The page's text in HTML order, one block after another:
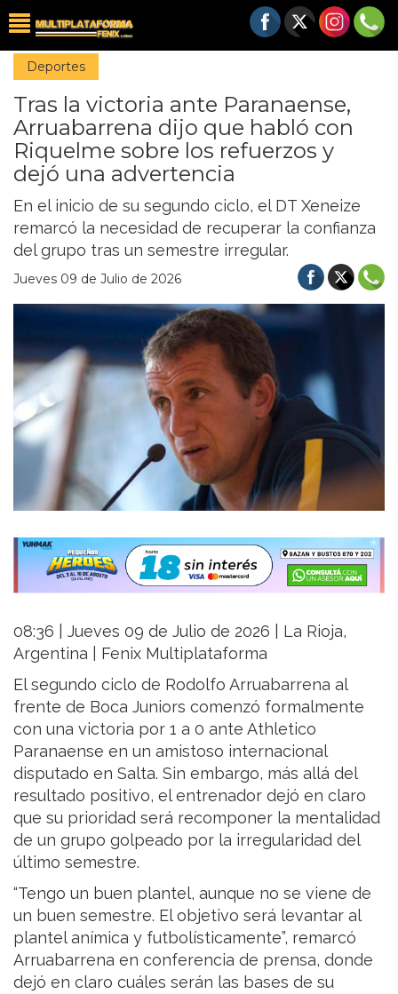
Deportes
Tras la victoria ante Paranaense,
Arruabarrena dijo que habló con
Riquelme sobre los refuerzos y
dejó una advertencia
En el inicio de su segundo ciclo, el DT Xeneize
remarcó la necesidad de recuperar la confianza
del grupo tras un semestre irregular.
Jueves 09 de Julio de 2026
08:36 | Jueves 09 de Julio de 2026 | La Rioja,
Argentina | Fenix Multiplataforma
El segundo ciclo de Rodolfo Arruabarrena al
frente de Boca Juniors comenzó formalmente
con una victoria por 1 a 0 ante Athletico
Paranaense en un amistoso internacional
disputado en Salta. Sin embargo, más allá del
resultado positivo, el entrenador dejó en claro
que su prioridad será recomponer la mentalidad
de un grupo golpeado por la irregularidad del
último semestre.
“Tengo un buen plantel, aunque no se viene de
un buen semestre. El objetivo será levantar al
plantel anímica y futbolísticamente”, remarcó
Arruabarrena en conferencia de prensa, donde
dejó en claro cuáles serán las bases de su